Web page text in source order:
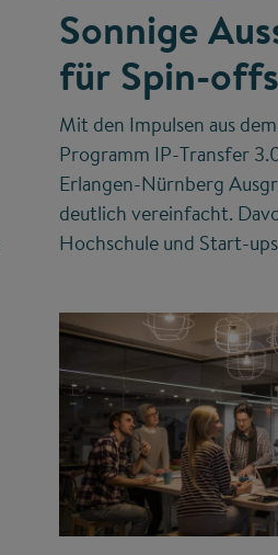
Sonnige
für Spin-offs
Mit den Impulsen aus
Programm IP-Transfer
Erlangen-Nürnberg
deutlich vereinfacht.
Hochschule und Start-